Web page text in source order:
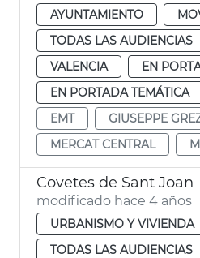
AYUNTAMIENTO
TODAS LAS AUDIENCIAS
VALENCIA
EN
EN PORTADA TEMÁTICA
EMT
GIUSEPPE
MERCAT CENTRAL
Covetes de Sant Joan
modificado hace 4 años
URBANISMO Y VIVIENDA
TODAS LAS AUDIENCIAS